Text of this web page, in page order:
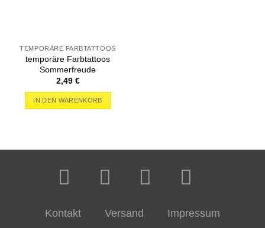
TEMPORÄRE FARBTATTOOS
temporäre Farbtattoos
Sommerfreude
2,49 €
IN DEN WARENKORB
Kontakt Versand Impressum